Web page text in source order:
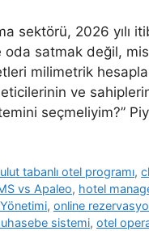
sektörü, 2026 yılı
oda satmak değil,
milimetrik
ve
seçmeliyim?”
tabanlı otel programı,
vs Apaleo, hotel
, online
sistemi, otel